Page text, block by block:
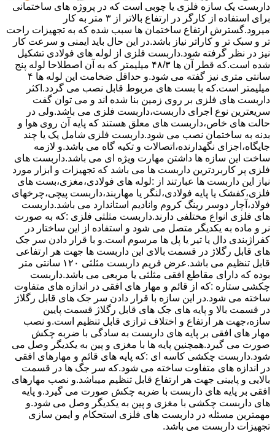
داربست یک سازه فلزی یا چوبی است که در پروژه های ساختمانی
برای استفاده از کارگر در ارتفاع بالاتر از ۳ متر به کار
میرود.گسترش ارتفاع ساختمان ها سبب شده که به تجهیزات راحت
تر و سبک تر و کاراتر نیاز باشد.در این حال باید ایمنی و سرعت کار
نیز در نظر گرفته شود.داربست فلزی از لوله های فولادی تشکیل
شده است.که قطر آن ها ۴۸/۳ میلیمتر که به آن اصطلاحا لوله پنج
سانتی متری نیز گفته می شود.و حداقل ضخامت این لوله ها ۴
میلیمتر است.که با بست های مربوط قابل نصب می گردد.اکثر
داربست های فلزی بر روی زمین بنا شده اند و می توان گفت
سریعترین نوع اجرای داربست،داربست فلزی می باشد.ولی در
حالت های خاص،داربست های معلق هستند که پایه آن روی هوا و
بدنه به ساختمان نصب می شود.داربست فلزی شامل یک یا چند
جایگاه،اجزای نگهدارنده،اتصالات و تکیه گاه می باشد.و لازمه
ساخت این سازه ها داشتن مهارت ویژه ای می باشد.داربست های
فلزی پر کاربردترین داربست ها می باشد که تجهیزات و ابزار مورد
نیاز این داربست ها عبارتند از :لوله های فولادی،مغزی،بست های
فلزی،کفشک یا پایه فولادی،لنگر یا مهاربند،داربست پیچی،چرخهای
فولاد،آچار دوسر رینگ کروم وانادیم استاندارد می باشد.داربست
های فلزی انواع مختلفی دارند.داربست مثلثی فلزی :که به صورت
نر و ماده به یکدیگر متصل می شود و استفاده از این ساختار در
کفراژبندی دال یا تیر یا پل ها مرسوم است.و با قرار دادن سر جک
های قابل رگلاژ در قسمت بالای این داربست ها جهت هر ارتفاعی
قابل تنظیم می باشد.عرض فریم داربست مثلثی ۱۲۰ سانتی متر
بوده که دارای مقاطع افقی مثلثی یا مربعی می باشد.داربست
چکشی ستاره :که از قائم و مهار های افقی در اندازه های متفاوت
ساخته می شود.در این سازه با قرار دادن سر جک های قابل رگلاژ
در قسمت بالا و پایه های جک های قابل رگلاژ قسمت پایین
سازه،جهت هر ارتفاع و اختلاف ترازی قابل تنظیم است.و نصب
مهار های افقی بر پایه های داربست به سادگی با ضربه چکش
صورت می گیرد.همچنین پایه ها با مغزی و پین به یکدیگر وصل می
شود.داربست چکشی کاسه ای :که پایه های قائم و مهارهای افقی
در اندازه های متفاوت ساخته می شود.که سر جگ ها در قسمت
بالایی و پایینی جهت هر ارتفاع قابل تنظیم میباشد.و نصب مهارهای
افقی بر پایه های داربست با ضربه چکش صورت می گیرد.و پایه
های داربست چکشی با مغزی و پین به یکدیگر وصل می شود.و
مهمترین مسئله در داربست های فلزی استحکام و ایمن سازی
تجهیزات داربست می باشد.